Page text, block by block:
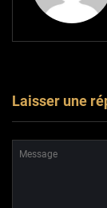
Laisser une